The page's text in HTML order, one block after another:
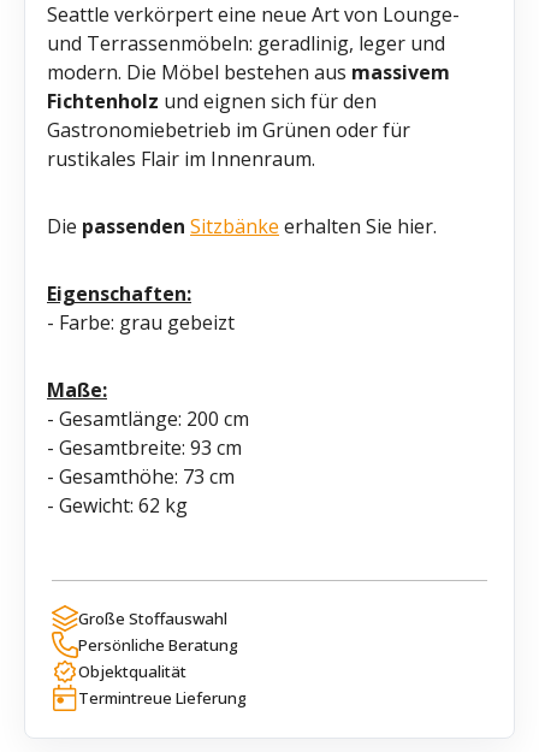
Seattle verkörpert eine neue Art von Lounge-
und Terrassenmöbeln: geradlinig, leger und
modern. Die Möbel bestehen aus massivem
Fichtenholz und eignen sich für den
Gastronomiebetrieb im Grünen oder für
rustikales Flair im Innenraum.
Die passenden Sitzbänke erhalten Sie hier.
Eigenschaften:
- Farbe: grau gebeizt
Maße:
- Gesamtlänge: 200 cm
- Gesamtbreite: 93 cm
- Gesamthöhe: 73 cm
- Gewicht: 62 kg
Große Stoffauswahl
Persönliche Beratung
Objektqualität
Termintreue Lieferung